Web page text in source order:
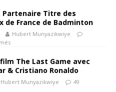
Partenaire Titre des
de France de Badminton
Hubert Munyazikwiye
The Last Game avec
& Cristiano Ronaldo
Hubert Munyazikwiye 49